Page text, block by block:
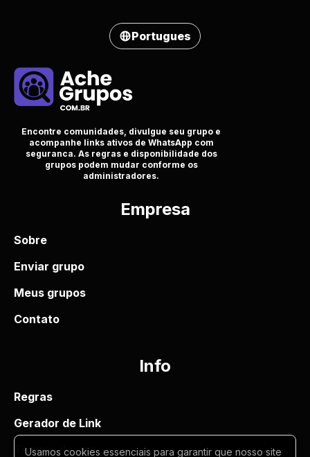
Portugues
Encontre comunidades, divulgue seu grupo e
acompanhe links ativos de WhatsApp com
seguranca. As regras e disponibilidade dos
grupos podem mudar conforme os
administradores.
Empresa
Sobre
Enviar grupo
Meus grupos
Contato
Info
Regras
Gerador de Link
Termos de uso
Usamos cookies essenciais para garantir que nosso site